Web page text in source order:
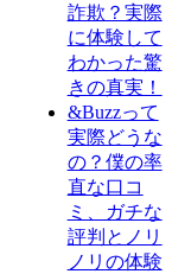
詐欺？実際
に体験して
わかった驚
きの真実！
&Buzzって
実際どうな
の？僕の率
直な口コ
ミ、ガチな
評判とノリ
ノリの体験